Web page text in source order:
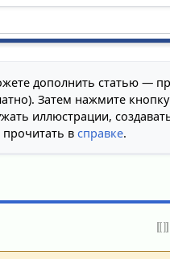
дополнить статью —
Затем нажмите
иллюстрации,
в справке.